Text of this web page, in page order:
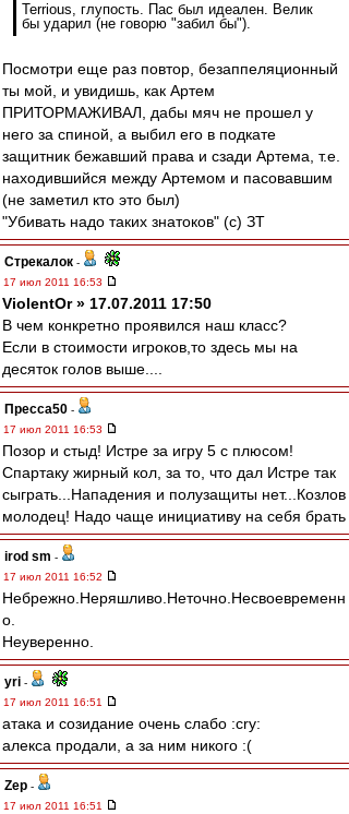
Terrious, глупость. Пас был идеален. Велик
бы ударил (не говорю "забил бы").
Посмотри еще раз повтор, безаппеляционный
ты мой, и увидишь, как Артем
ПРИТОРМАЖИВАЛ, дабы мяч не прошел у
него за спиной, а выбил его в подкате
защитник бежавший права и сзади Артема, т.е.
находившийся между Артемом и пасовавшим
(не заметил кто это был)
"Убивать надо таких знатоков" (с) ЗТ
Стрекалок -
17 июл 2011 16:53
ViolentOr » 17.07.2011 17:50
В чем конкретно проявился наш класс?
Если в стоимости игроков,то здесь мы на
десяток голов выше....
Пресса50 -
17 июл 2011 16:53
Позор и стыд! Истре за игру 5 с плюсом!
Спартаку жирный кол, за то, что дал Истре так
сыграть...Нападения и полузащиты нет...Козлов
молодец! Надо чаще инициативу на себя брать
irod sm -
17 июл 2011 16:52
Небрежно.Неряшливо.Неточно.Несвоевременн
о.
Неуверенно.
yri -
17 июл 2011 16:51
атака и созидание очень слабо :cry:
алекса продали, а за ним никого :(
Zep -
17 июл 2011 16:51